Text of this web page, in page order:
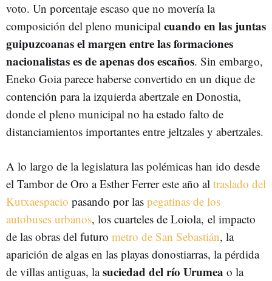
voto. Un porcentaje escaso que no movería la
composición del pleno municipal cuando en las juntas
guipuzcoanas el margen entre las formaciones
nacionalistas es de apenas dos escaños. Sin embargo,
Eneko Goia parece haberse convertido en un dique de
contención para la izquierda abertzale en Donostia,
donde el pleno municipal no ha estado falto de
distanciamientos importantes entre jeltzales y abertzales.
A lo largo de la legislatura las polémicas han ido desde
el Tambor de Oro a Esther Ferrer este año al traslado del
Kutxaespacio pasando por las pegatinas de los
autobuses urbanos, los cuarteles de Loiola, el impacto
de las obras del futuro metro de San Sebastián, la
aparición de algas en las playas donostiarras, la pérdida
de villas antiguas, lasuciedad del río Urumea o la